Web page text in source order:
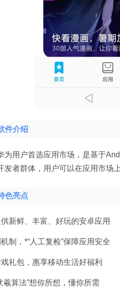
件介绍
为用户首选应用市场，是基于
发者群体，用户可以在应用市场
色亮点
新鲜、丰富、好玩的安卓应用
制，*“人工复检”保障应用安全
礼包，惠享移动生活好福利
羲算法”想你所想，懂你所需